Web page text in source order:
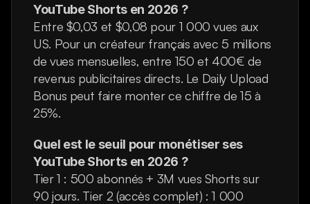
YouTube Shorts en 2026 ?
Entre $0,03 et $0,08 pour 1 000 vues aux
US. Pour un créateur français avec 5 millions
de vues mensuelles, entre 150 et 400€ de
revenus publicitaires directs. Le Daily Upload
Bonus peut faire monter ce chiffre de 15 à
25%.
Quel est le seuil pour monétiser ses
YouTube Shorts en 2026 ?
Tier 1 : 500 abonnés + 3M vues Shorts sur
90 jours. Tier 2 (accès complet) : 1 000